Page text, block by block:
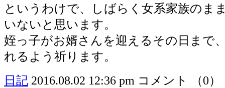
というわけで、しばらく女系家族のま
いないと思います。
姪っ子がお婿さんを迎えるその日まで
れるよう祈ります。
日記 2016.08.02 12:36 pm コメント （0）